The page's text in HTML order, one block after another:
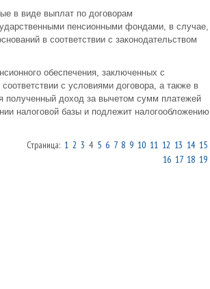
в виде выплат по договорам
пенсионными фондами, в случае,
в соответствии с законодательством
обеспечения, заключенных с
с условиями договора, а также в
полученный доход за вычетом сумм платежей
налоговой базы и подлежит налогообложению
Страница: 1 2 3 4 5 6 7 8 9 10 11 12 13 14 15
16 17 18 19